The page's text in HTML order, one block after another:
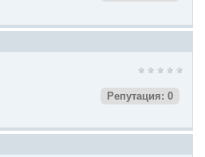
Репутация: 0